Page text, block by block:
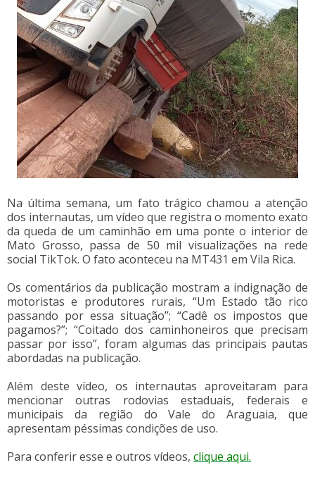
Na última semana, um fato trágico chamou a atenção
dos internautas, um vídeo que registra o momento exato
da queda de um caminhão em uma ponte o interior de
Mato Grosso, passa de 50 mil visualizações na rede
social TikTok. O fato aconteceu na MT431 em Vila Rica.
Os comentários da publicação mostram a indignação de
motoristas e produtores rurais, “Um Estado tão rico
passando por essa situação”; “Cadê os impostos que
pagamos?”; “Coitado dos caminhoneiros que precisam
passar por isso”, foram algumas das principais pautas
abordadas na publicação.
Além deste vídeo, os internautas aproveitaram para
mencionar outras rodovias estaduais, federais e
municipais da região do Vale do Araguaia, que
apresentam péssimas condições de uso.
Para conferir esse e outros vídeos, clique aqui.